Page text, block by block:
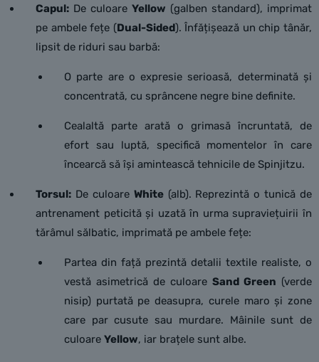
Capul: De culoare Yellow (galben standard), imprimat
pe ambele fețe (Dual-Sided). Înfățișează un chip tânăr,
lipsit de riduri sau barbă:
O parte are o expresie serioasă, determinată și
concentrată, cu sprâncene negre bine definite.
Cealaltă parte arată o grimasă încruntată, de
efort sau luptă, specifică momentelor în care
încearcă să își amintească tehnicile de Spinjitzu.
Torsul: De culoare White(alb). Reprezintă o tunică de
antrenament peticită și uzată în urma supraviețuirii în
tărâmul sălbatic, imprimată pe ambele fețe:
Partea din față prezintă detalii textile realiste, o
vestă asimetrică de culoare Sand Green (verde
nisip) purtată pe deasupra, curele maro și zone
care par cusute sau murdare. Mâinile sunt de
culoare Yellow, iar brațele sunt albe.